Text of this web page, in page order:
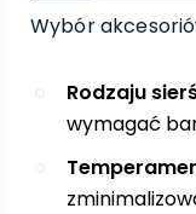
Wybór
Rodzaju
wymagać